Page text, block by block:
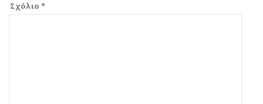
Σχόλιο *